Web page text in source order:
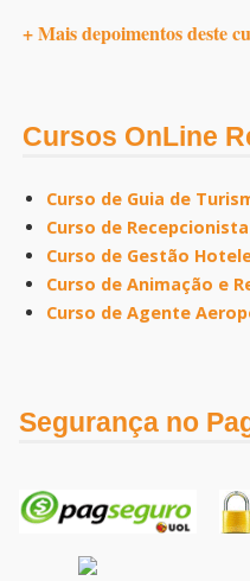
+ Mais depoimentos deste
Cursos OnLine
Curso de Guia de
Curso de
Curso de Gestão
Curso de Animação e
Curso de Agente
Segurança no